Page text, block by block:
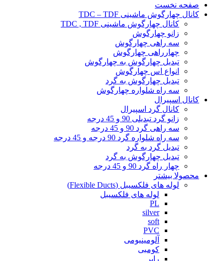
صفحه نخست
کانال چهارگوش ماشینی TDC – TDF
کانال چهارگوش ماشینی TDC , TDF
زانو چهارگوش
سه راهی چهارگوش
چهارراهی چهارگوش
تبدیل چهارگوش به چهارگوش
انواع اس چهارگوش
تبدیل چهارگوش به گرد
سه راه شلواره چهارگوش
کانال اسپیرال
کانال گرد اسپیرال
زانو گرد تبدیلی 90 و 45 درجه
سه راهی گرد 90 و 45 درجه
سه راه شلواره گرد 90 درجه و 45 درجه
تبدیل گرد به گرد
تبدیل چهارگوش به گرد
چهار راه گرد 90 و 45 درجه
محصولا بیشتر
لوله های فلکسیبل (Flexible Ducts)
لوله های فلکسیبل
PL
silver
soft
PVC
آلومینیومی
کومبی
رابر